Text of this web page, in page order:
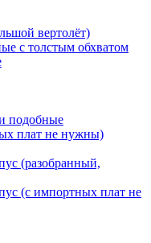
вертолёт)
с толстым обхватом
подобные
плат не нужны)
(разобранный,
(с импортных плат не